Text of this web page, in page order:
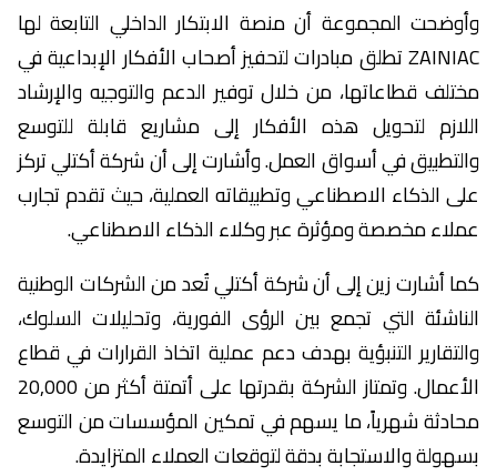
وأوضحت المجموعة أن منصة الابتكار الداخلي التابعة لها
ZAINIAC تطلق مبادرات لتحفيز أصحاب الأفكار الإبداعية في
مختلف قطاعاتها، من خلال توفير الدعم والتوجيه والإرشاد
اللازم لتحويل هذه الأفكار إلى مشاريع قابلة للتوسع
والتطبيق في أسواق العمل. وأشارت إلى أن شركة أكتلي تركز
على الذكاء الاصطناعي وتطبيقاته العملية، حيث تقدم تجارب
عملاء مخصصة ومؤثرة عبر وكلاء الذكاء الاصطناعي.
كما أشارت زين إلى أن شركة أكتلي تُعد من الشركات الوطنية
الناشئة التي تجمع بين الرؤى الفورية، وتحليلات السلوك،
والتقارير التنبؤية بهدف دعم عملية اتخاذ القرارات في قطاع
الأعمال. وتمتاز الشركة بقدرتها على أتمتة أكثر من 20,000
محادثة شهرياً، ما يسهم في تمكين المؤسسات من التوسع
بسهولة والاستجابة بدقة لتوقعات العملاء المتزايدة.